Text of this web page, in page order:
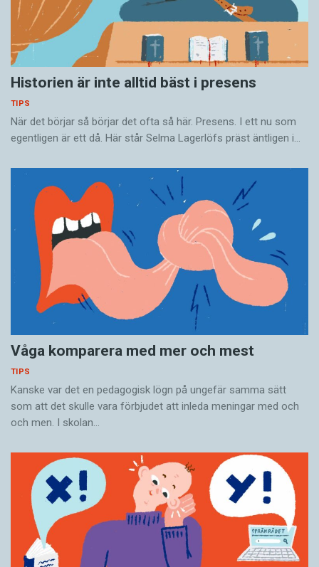
Historien är inte alltid bäst i presens
TIPS
När det börjar så ­börjar det ofta så här. Presens. I ett nu som
egentligen är ett då. Här står Selma Lagerlöfs präst äntligen i…
Våga komparera med mer och mest
TIPS
Kanske var det en pedagogisk lögn på ungefär samma sätt
som att det skulle vara förbjudet att inleda meningar med och
och men. I skolan…